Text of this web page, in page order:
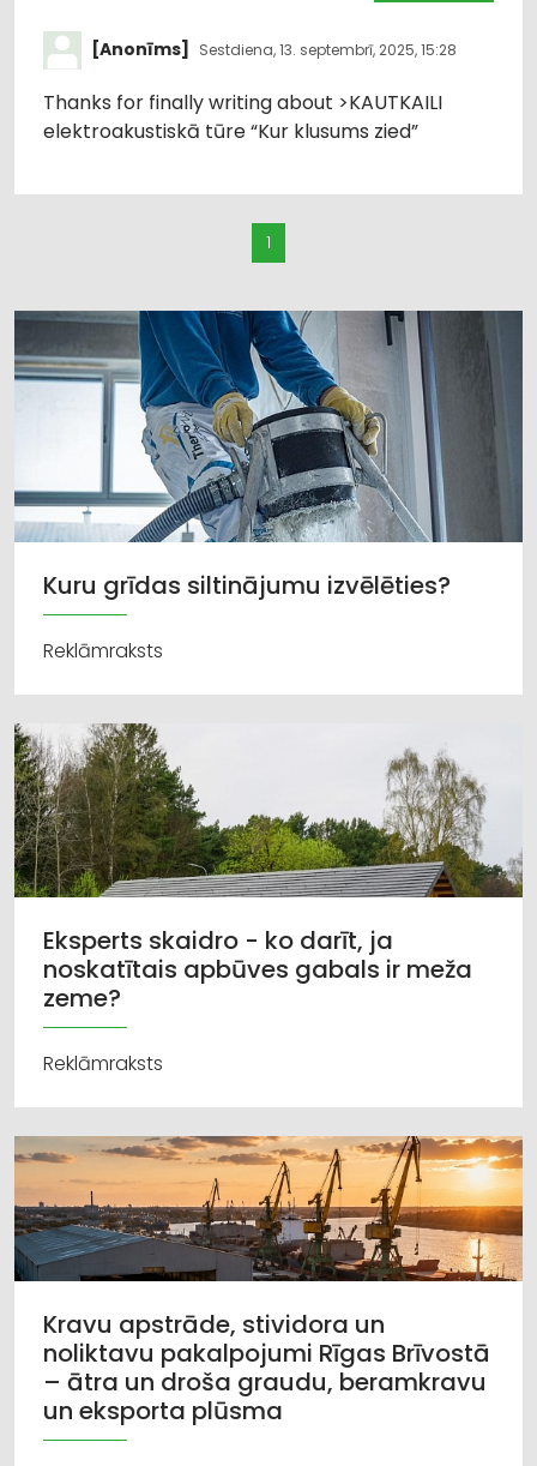
[Anonīms] Sestdiena, 13. septembrī, 2025, 15:28
Thanks for finally writing about >KAUTKAILI
elektroakustiskā tūre “Kur klusums zied”
1
Kuru grīdas siltinājumu izvēlēties?
Reklāmraksts
Eksperts skaidro - ko darīt, ja
noskatītais apbūves gabals ir meža
zeme?
Reklāmraksts
Kravu apstrāde, stividora un
noliktavu pakalpojumi Rīgas Brīvostā
– ātra un droša graudu, beramkravu
un eksporta plūsma